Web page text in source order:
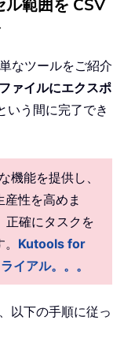
範囲を CSV
なツールをご紹介
ァイルにエクスポ
いう間に完了でき
機能を提供し、
性を高めま
正確にタスクを
Kutools for
イアル。。。
以下の手順に従っ